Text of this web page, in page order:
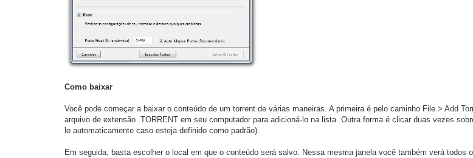
Como baixar
Você pode começar a baixar o conteúdo de um torrent de várias maneiras. A primeira é pelo caminho File > Add
arquivo de extensão .TORRENT em seu computador para adicioná-lo na lista. Outra forma é clicar duas vezes
lo automaticamente caso esteja definido como padrão).
Em seguida, basta escolher o local em que o conteúdo será salvo. Nessa mesma janela você também verá todos